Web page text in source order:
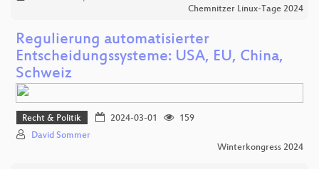
Chemnitzer Linux-Tage 2024
Regulierung automatisierter
Entscheidungssysteme: USA, EU, China,
Schweiz
Recht & Politik 2024-03-01
159
David Sommer
Winterkongress 2024